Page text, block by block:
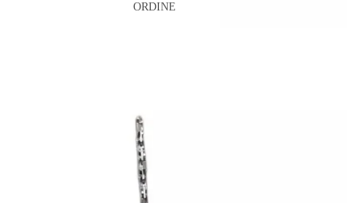
ORDINE